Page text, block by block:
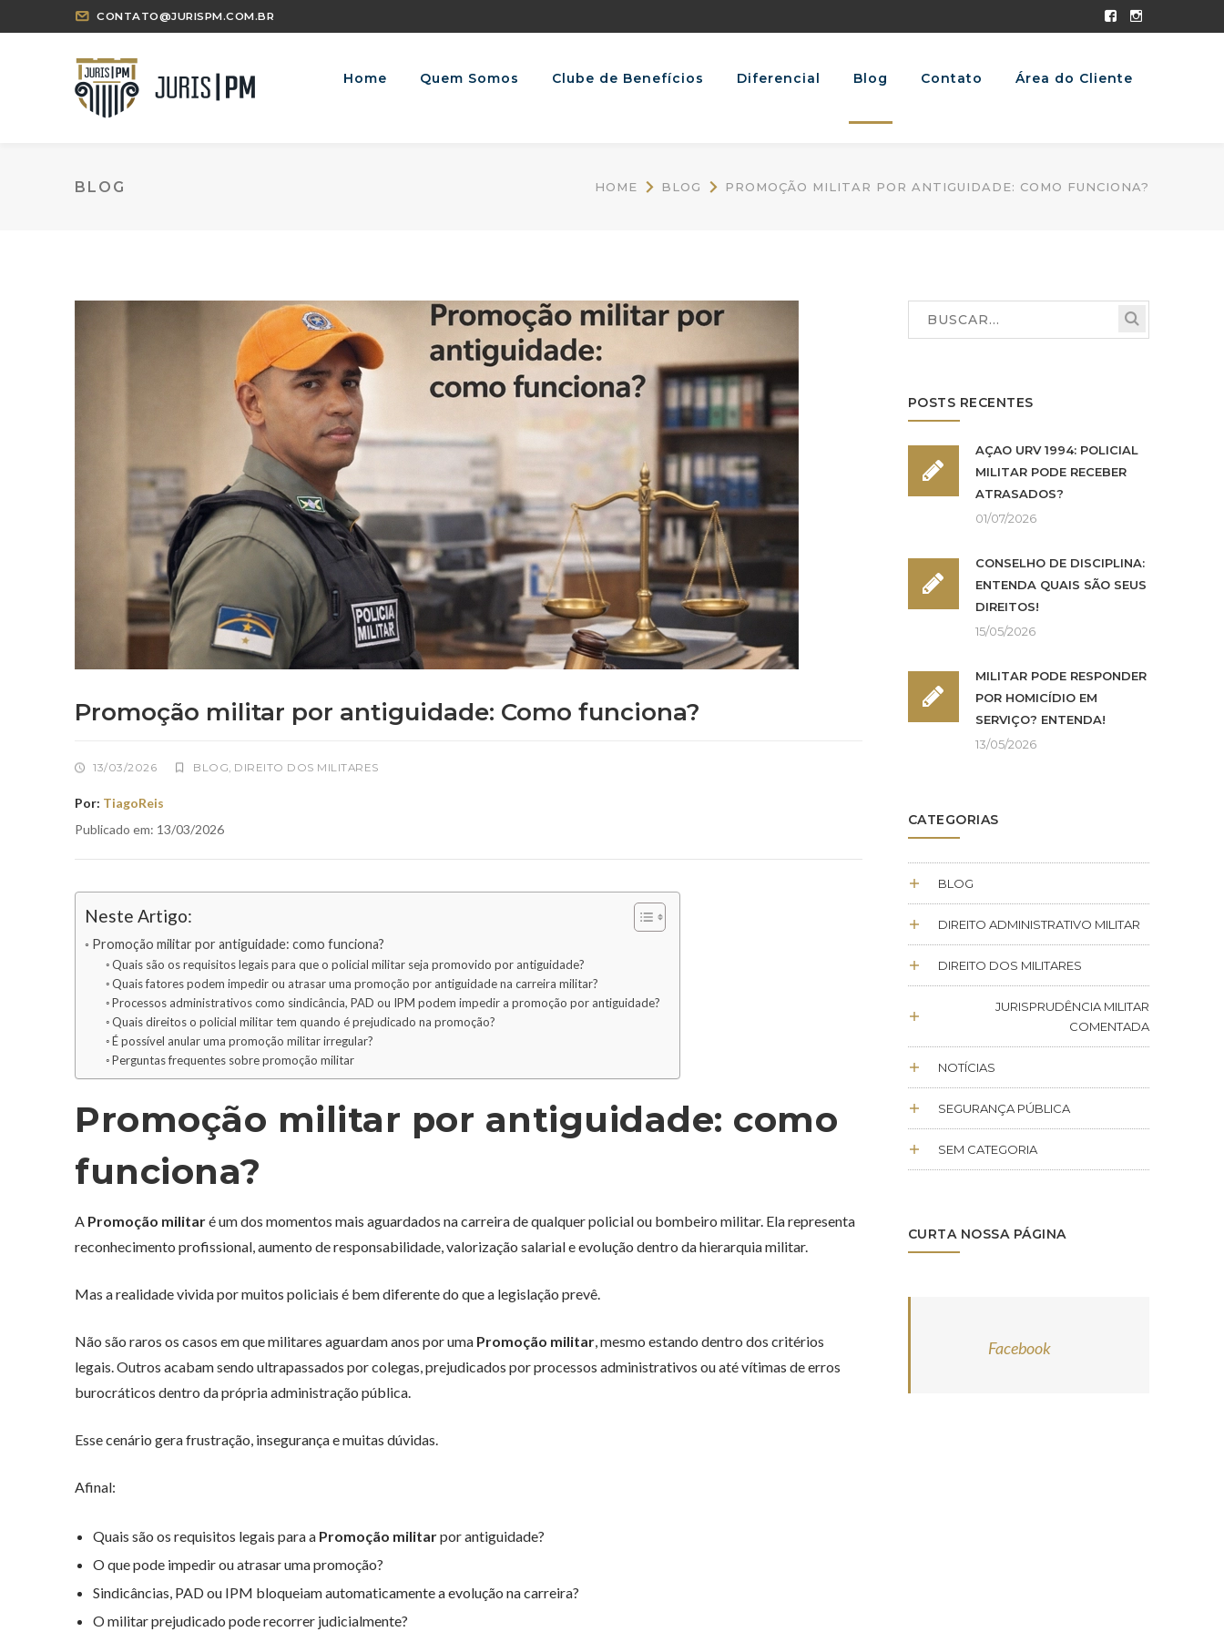
CONTATO@JURISPM.COM.BR
Facebook
Instagram
Home Quem Somos Clube de Benefícios Diferencial Blog Contato Área do Cliente
BLOG HOME BLOG PROMOÇÃO MILITAR POR ANTIGUIDADE: COMO FUNCIONA?
Promoção militar por antiguidade: Como funciona?
13/03/2026 BLOG, DIREITO DOS MILITARES
Por: TiagoReis
Publicado em: 13/03/2026
Neste Artigo:
Promoção militar por antiguidade: como funciona?
Quais são os requisitos legais para que o policial militar seja promovido por antiguidade?
Quais fatores podem impedir ou atrasar uma promoção por antiguidade na carreira militar?
Processos administrativos como sindicância, PAD ou IPM podem impedir a promoção por antiguidade?
Quais direitos o policial militar tem quando é prejudicado na promoção?
É possível anular uma promoção militar irregular?
Perguntas frequentes sobre promoção militar
Promoção militar por antiguidade: como
funciona?
A Promoção militaré um dos momentos mais aguardados na carreira de qualquer policial ou bombeiro militar. Ela representa
reconhecimento profissional, aumento de responsabilidade, valorização salarial e evolução dentro da hierarquia militar.
Mas a realidade vivida por muitos policiais é bem diferente do que a legislação prevê.
Não são raros os casos em que militares aguardam anos por uma Promoção militar, mesmo estando dentro dos critérios
legais. Outros acabam sendo ultrapassados por colegas, prejudicados por processos administrativos ou até vítimas de erros
burocráticos dentro da própria administração pública.
Esse cenário gera frustração, insegurança e muitas dúvidas.
Afinal:
Quais são os requisitos legais para a Promoção militarpor antiguidade?
O que pode impedir ou atrasar uma promoção?
Sindicâncias, PAD ou IPM bloqueiam automaticamente a evolução na carreira?
O militar prejudicado pode recorrer judicialmente?
POSTS RECENTES
AÇÃO URV 1994: POLICIAL
MILITAR PODE RECEBER
ATRASADOS?
01/07/2026
CONSELHO DE DISCIPLINA:
ENTENDA QUAIS SÃO SEUS
DIREITOS!
15/05/2026
MILITAR PODE RESPONDER
POR HOMICÍDIO EM
SERVIÇO? ENTENDA!
13/05/2026
CATEGORIAS
BLOG
DIREITO ADMINISTRATIVO MILITAR
DIREITO DOS MILITARES
JURISPRUDÊNCIA MILITAR
COMENTADA
NOTÍCIAS
SEGURANÇA PÚBLICA
SEM CATEGORIA
CURTA NOSSA PÁGINA
Facebook